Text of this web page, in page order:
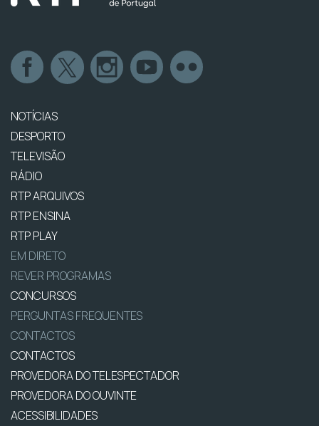
NOTÍCIAS
DESPORTO
TELEVISÃO
RÁDIO
RTP ARQUIVOS
RTP ENSINA
RTP PLAY
EM DIRETO
REVER PROGRAMAS
CONCURSOS
PERGUNTAS FREQUENTES
CONTACTOS
CONTACTOS
PROVEDORA DO TELESPECTADOR
PROVEDORA DO OUVINTE
ACESSIBILIDADES